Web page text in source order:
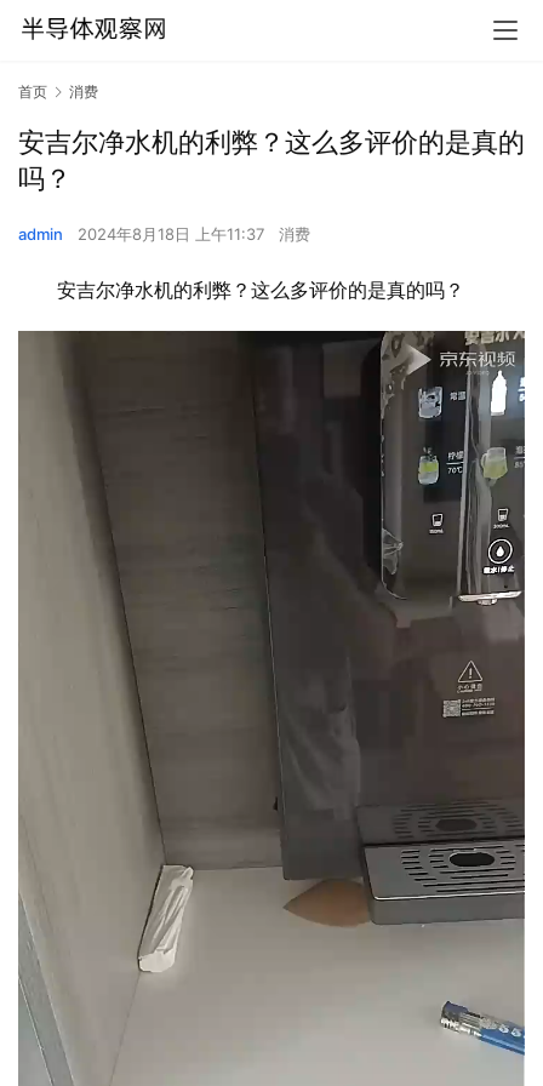
首页 消费
安吉尔净水机的利弊？这么多评价的是真的
吗？
admin 2024年8月18日 上午11:37 消费
安吉尔净水机的利弊？这么多评价的是真的吗？